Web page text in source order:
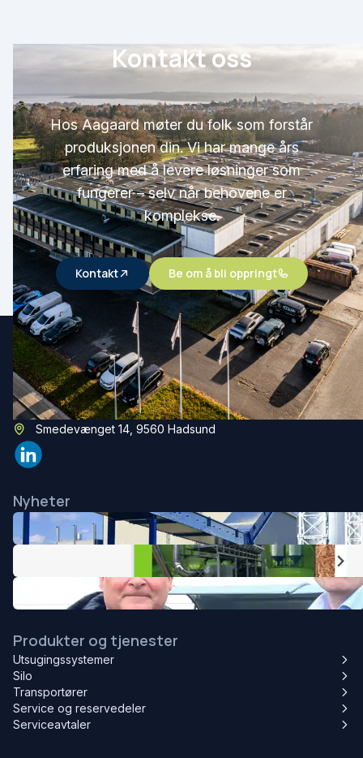
Kontakt oss
Hos Aagaard møter du folk som forstår
produksjonen din. Vi har mange års
erfaring med å levere løsninger som
fungerer – selv når behovene er
komplekse.
Kontakt Be om å bli oppringt
Aagaard A/S
(+45) 96 53 12 00
mail@aagaard-systems.dk
Smedevænget 14, 9560 Hadsund
Nyheter
Produkter og tjenester
Utsugingssystemer
Silo
Transportører
Service og reservedeler
Serviceavtaler